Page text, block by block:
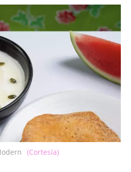
(Cortesía)